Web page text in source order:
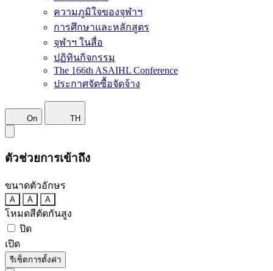
ความภูมิใจของจุฬาฯ
การศึกษาและหลักสูตร
จุฬาฯ ในสื่อ
ปฏิทินกิจกรรม
The 166th ASAIHL Conference
ประกาศจัดซื้อจัดจ้าง
On TH
ตัวช่วยการเข้าถึง
ขนาดตัวอักษร
A A A
โหมดสีตัดกันสูง
ปิด
เปิด
รีเซ็ตการตั้งค่า